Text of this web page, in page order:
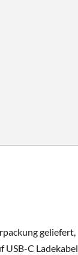
geliefert,
USB-C Ladekabel